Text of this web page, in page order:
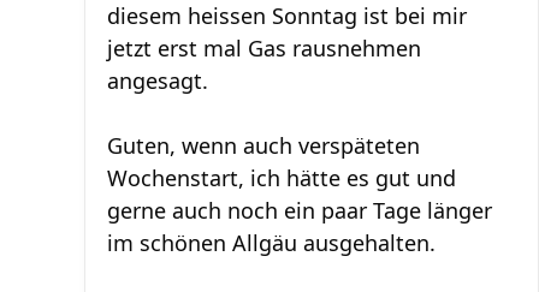
diesem heissen Sonntag ist bei mir
jetzt erst mal Gas rausnehmen
angesagt.
Guten, wenn auch verspäteten
Wochenstart, ich hätte es gut und
gerne auch noch ein paar Tage länger
im schönen Allgäu ausgehalten.